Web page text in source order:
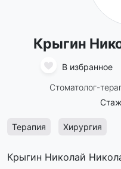
Крыгин
В избранное
Стоматолог-
Терапия Хирургия
Крыгин Николай